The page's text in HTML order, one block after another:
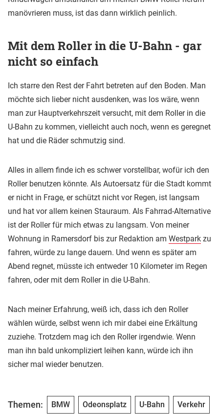
manövrieren muss, ist das dann wirklich peinlich.
Mit dem Roller in die U-Bahn - gar
nicht so einfach
Ich starre den Rest der Fahrt betreten auf den Boden. Man
möchte sich lieber nicht ausdenken, was los wäre, wenn
man zur Hauptverkehrszeit versucht, mit dem Roller in die
U-Bahn zu kommen, vielleicht auch noch, wenn es geregnet
hat und die Räder schmutzig sind.
Alles in allem finde ich es schwer vorstellbar, wofür ich den
Roller benutzen könnte. Als Autoersatz für die Stadt kommt
er nicht in Frage, er schützt nicht vor Regen, ist langsam
und hat vor allem keinen Stauraum. Als Fahrrad-Alternative
ist der Roller für mich etwas zu langsam. Von meiner
Wohnung in Ramersdorf bis zur Redaktion am Westpark zu
fahren, würde zu lange dauern. Und wenn es später am
Abend regnet, müsste ich entweder 10 Kilometer im Regen
fahren, oder mit dem Roller in die U-Bahn.
Nach meiner Erfahrung, weiß ich, dass ich den Roller
wählen würde, selbst wenn ich mir dabei eine Erkältung
zuziehe. Trotzdem mag ich den Roller irgendwie. Wenn
man ihn bald unkompliziert leihen kann, würde ich ihn
sicher mal wieder benutzen.
Themen: BMW Odeonsplatz U-Bahn Verkehr